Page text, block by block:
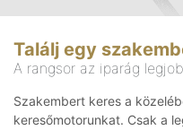
Találj egy
A rangsor az iparág
Szakembert keres a
keresőmotorunkat. Csak a